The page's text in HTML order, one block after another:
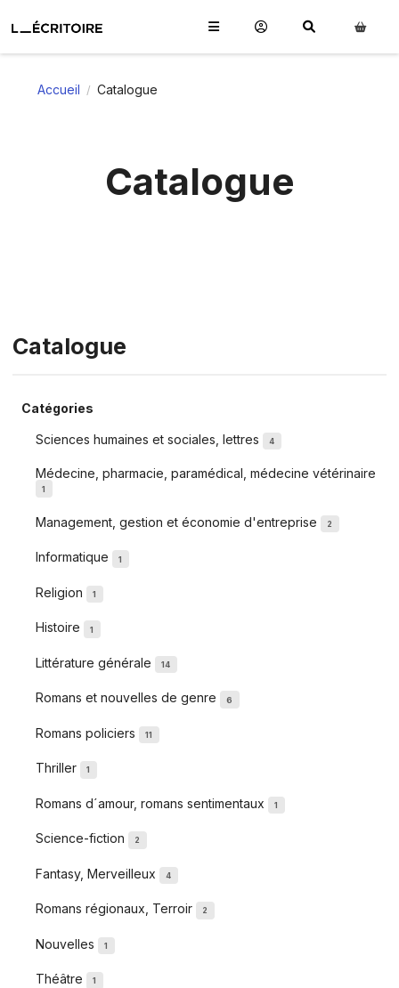
Accueil / Catalogue
Catalogue
Catalogue
Catégories
Sciences humaines et sociales, lettres 4
Médecine, pharmacie, paramédical, médecine vétérinaire
1
Management, gestion et économie d'entreprise 2
Informatique 1
Religion 1
Histoire 1
Littérature générale 14
Romans et nouvelles de genre 6
Romans policiers 11
Thriller 1
Romans d´amour, romans sentimentaux 1
Science-fiction 2
Fantasy, Merveilleux 4
Romans régionaux, Terroir 2
Nouvelles 1
Théâtre 1